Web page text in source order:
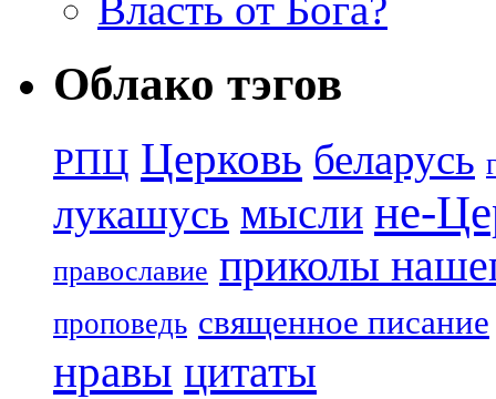
Власть от Бога?
Облако тэгов
РПЦ Церковь беларусь
лукашусь мысли не-
православие приколы
проповедь священное писание
нравы цитаты